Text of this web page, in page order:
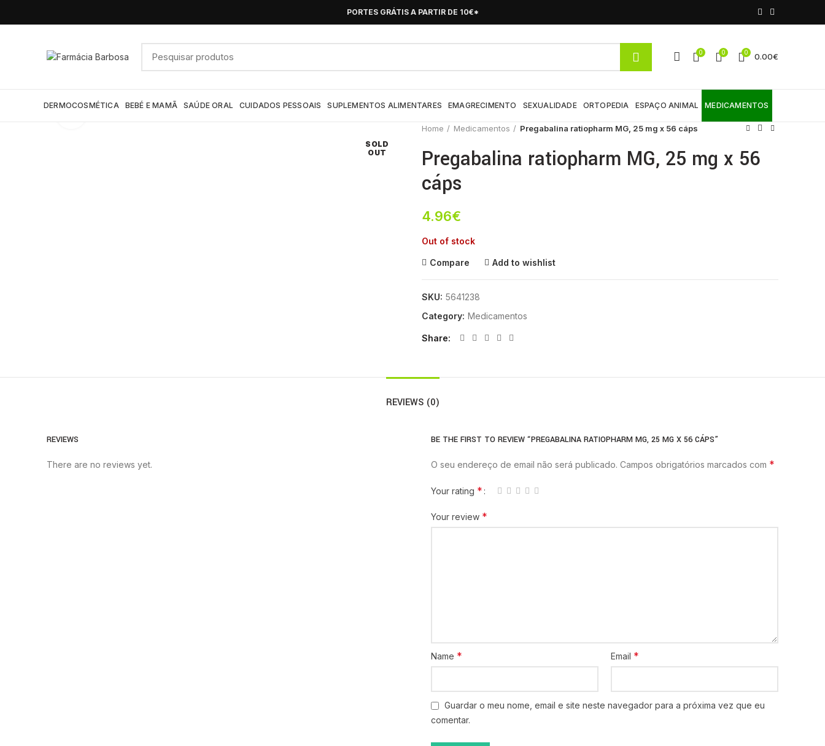
PORTES GRÁTIS A PARTIR DE 10€*
0 0 0 0.00€
DERMOCOSMÉTICA BEBÉ E MAMÃ SAÚDE ORAL CUIDADOS PESSOAIS SUPLEMENTOS ALIMENTARES EMAGRECIMENTO SEXUALIDADE ORTOPEDIA ESPAÇO ANIMAL MEDICAMENTOS
SOLD
OUT
Home
Medicamentos Pregabalina ratiopharm MG, 25 mg x 56 cáps
Pregabalina ratiopharm MG, 25 mg x 56
cáps
4.96€
Out of stock
Compare Add to wishlist
SKU: 5641238
Category: Medicamentos
Share
REVIEWS (0)
REVIEWS
There are no reviews yet.
BE THE FIRST TO REVIEW “PREGABALINA RATIOPHARM MG, 25 MG X 56 CÁPS”
O seu endereço de email não será publicado. Campos obrigatórios marcados com *
Your rating *
Your review *
Name * Email *
Guardar o meu nome, email e site neste navegador para a próxima vez que eu
comentar.